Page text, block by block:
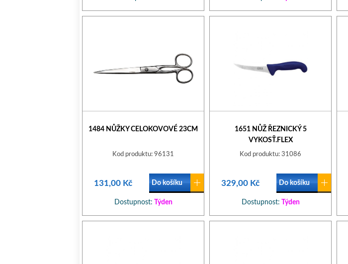
1484 NŮŽKY CELOKOVOVÉ 23CM
Kod produktu: 96131
131,00 Kč Do košíku
Dostupnost: Týden
1651 NŮŽ ŘEZNICKÝ 5
VYKOSŤ.FLEX
Kod produktu: 31086
329,00 Kč Do košíku
Dostupnost: Týden